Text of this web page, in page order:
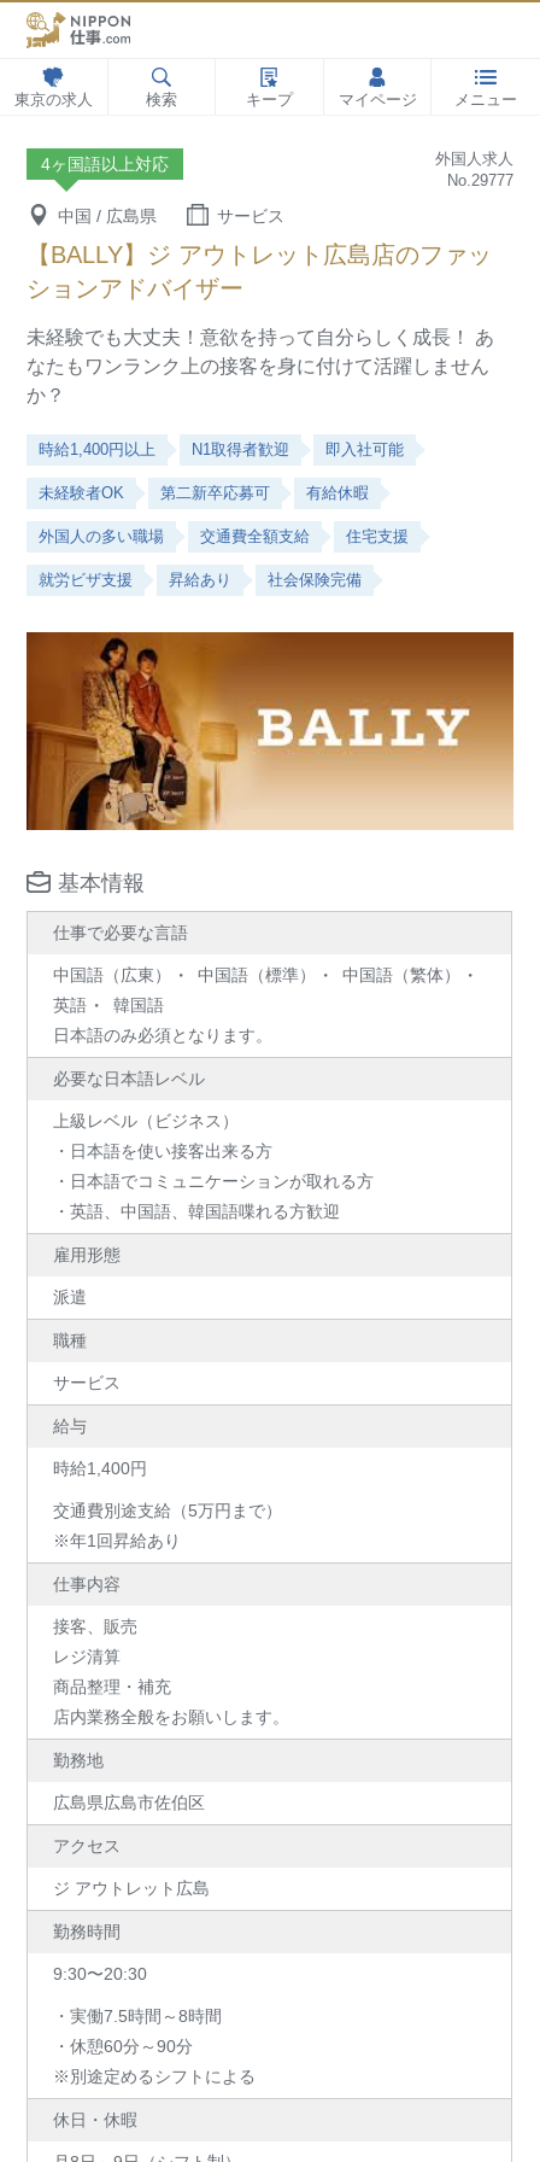
東京の求人 検索 キープ マイページ メニュー
4ヶ国語以上対応
外国人求人
No.29777
中国 / 広島県 サービス
【BALLY】ジ アウトレット広島店のファッ
ションアドバイザー
未経験でも大丈夫！意欲を持って自分らしく成長！
あ
なたもワンランク上の接客を身に付けて活躍しません
か？
時給1,400円以上 N1取得者歓迎 即入社可能
未経験者OK 第二新卒応募可 有給休暇
外国人の多い職場 交通費全額支給 住宅支援
就労ビザ支援 昇給あり 社会保険完備
基本情報
仕事で必要な言語
中国語（広東） 中国語（標準）
中国語（繁体）
英語
韓国語
日本語のみ必須となります。
必要な日本語レベル
上級レベル（ビジネス）
・日本語を使い接客出来る方
・日本語でコミュニケーションが取れる方
・英語、中国語、韓国語喋れる方歓迎
雇用形態
派遣
職種
サービス
給与
時給1,400円
交通費別途支給（5万円まで）
※年1回昇給あり
仕事内容
接客、販売
レジ清算
商品整理・補充
店内業務全般をお願いします。
勤務地
広島県広島市佐伯区
アクセス
ジ アウトレット広島
勤務時間
9:30〜20:30
・実働7.5時間～8時間
・休憩60分～90分
※別途定めるシフトによる
休日・休暇